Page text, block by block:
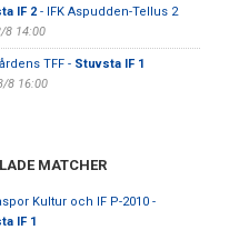
IF 2- IFK Aspudden-Tellus 2
8 14:00
TFF - Stuvsta IF 1
8 16:00
MATCHER
Kultur och IF P-2010 -
IF 1